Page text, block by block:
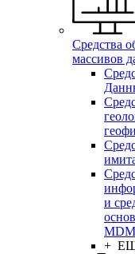
Средства
массивов
и
+